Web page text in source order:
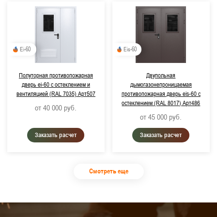
Ei-60
Полуторная противопожарная
дверь ei-60 с остеклением и
вентиляцией (RAL 7035) Арт507
от 40 000 руб.
Заказать расчет
Eis-60
Двупольная
дымогазонепроницаемая
противопожарная дверь eis-60 с
остеклением (RAL 8017) Арт486
от 45 000 руб.
Заказать расчет
Смотреть еще